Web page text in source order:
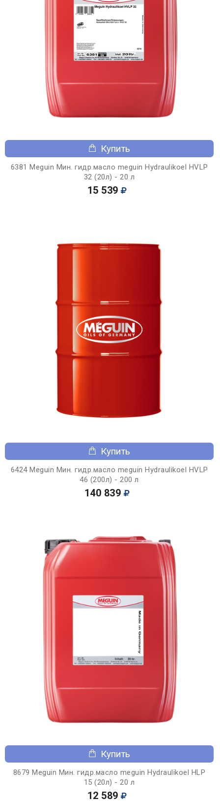
Купить
6381 Meguin Мин. гидр.масло meguin Hydraulikoel HVLP
32 (20л) - 20 л
15 539
Купить
6424 Meguin Мин. гидр.масло meguin Hydraulikoel HVLP
46 (200л) - 200 л
140 839
Купить
8679 Meguin Мин. гидр.масло meguin Hydraulikoel HLP
15 (20л) - 20 л
12 589